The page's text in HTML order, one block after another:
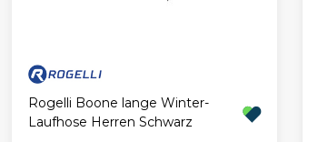
Rogelli Boone lange Winter-
Laufhose Herren Schwarz